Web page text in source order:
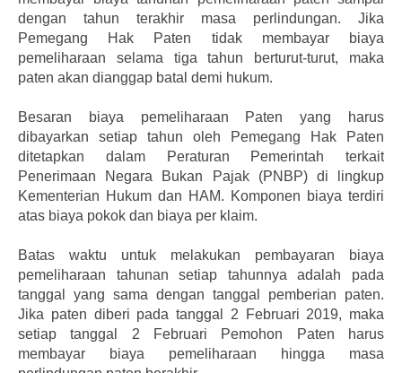
dengan tahun terakhir masa perlindungan. Jika
Pemegang Hak Paten tidak membayar biaya
pemeliharaan selama tiga tahun berturut-turut, maka
paten akan dianggap batal demi hukum.
Besaran biaya pemeliharaan Paten yang harus
dibayarkan setiap tahun oleh Pemegang Hak Paten
ditetapkan dalam Peraturan Pemerintah terkait
Penerimaan Negara Bukan Pajak (PNBP) di lingkup
Kementerian Hukum dan HAM. Komponen biaya terdiri
atas biaya pokok dan biaya per klaim.
Batas waktu untuk melakukan pembayaran biaya
pemeliharaan tahunan setiap tahunnya adalah pada
tanggal yang sama dengan tanggal pemberian paten.
Jika paten diberi pada tanggal 2 Februari 2019, maka
setiap tanggal 2 Februari Pemohon Paten harus
membayar biaya pemeliharaan hingga masa